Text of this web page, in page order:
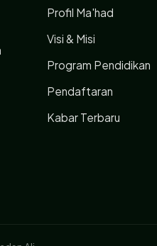
Profil Ma'had
Visi & Misi
Program Pendidikan
Pendaftaran
Kabar Terbaru